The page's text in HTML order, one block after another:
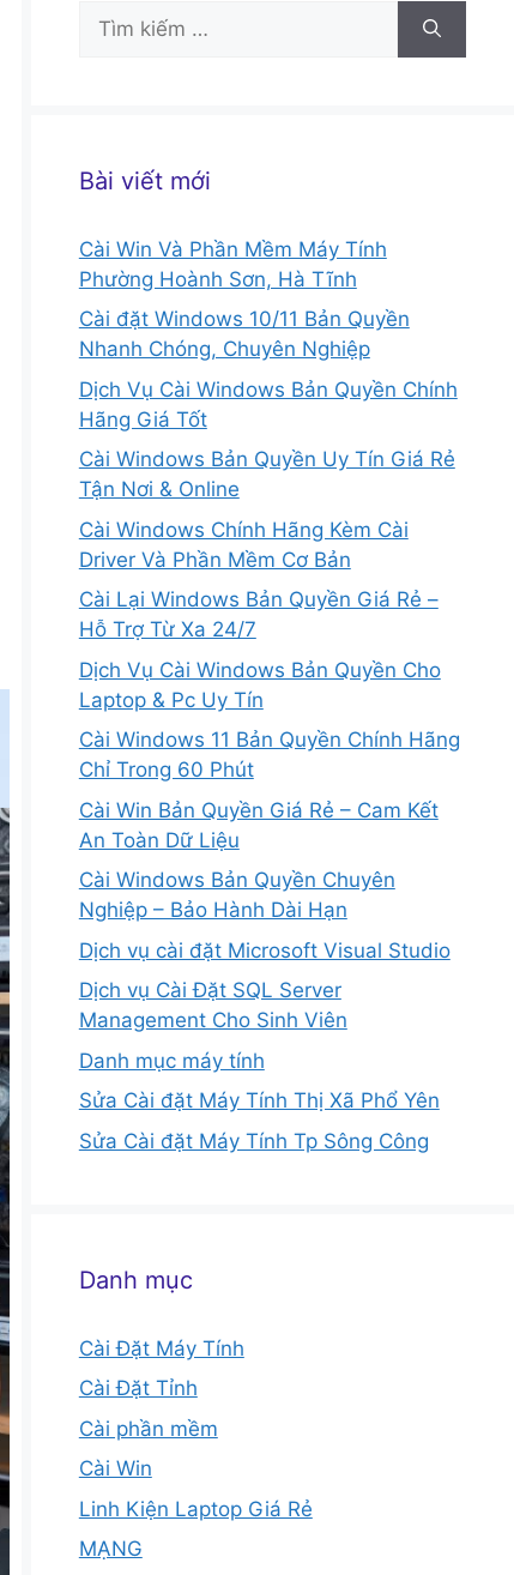
Tìm
kiếm
Bài viết mới
Cài Win Và Phần Mềm Máy Tính
Phường Hoành Sơn, Hà Tĩnh
Cài đặt Windows 10/11 Bản Quyền
Nhanh Chóng, Chuyên Nghiệp
Dịch Vụ Cài Windows Bản Quyền Chính
Hãng Giá Tốt
Cài Windows Bản Quyền Uy Tín Giá Rẻ
Tận Nơi & Online
Cài Windows Chính Hãng Kèm Cài
Driver Và Phần Mềm Cơ Bản
Cài Lại Windows Bản Quyền Giá Rẻ –
Hỗ Trợ Từ Xa 24/7
Dịch Vụ Cài Windows Bản Quyền Cho
Laptop & Pc Uy Tín
Cài Windows 11 Bản Quyền Chính Hãng
Chỉ Trong 60 Phút
Cài Win Bản Quyền Giá Rẻ – Cam Kết
An Toàn Dữ Liệu
Cài Windows Bản Quyền Chuyên
Nghiệp – Bảo Hành Dài Hạn
Dịch vụ cài đặt Microsoft Visual Studio
Dịch vụ Cài Đặt SQL Server
Management Cho Sinh Viên
Danh mục máy tính
Sửa Cài đặt Máy Tính Thị Xã Phổ Yên
Sửa Cài đặt Máy Tính Tp Sông Công
Danh mục
Cài Đặt Máy Tính
Cài Đặt Tỉnh
Cài phần mềm
Cài Win
Linh Kiện Laptop Giá Rẻ
MẠNG